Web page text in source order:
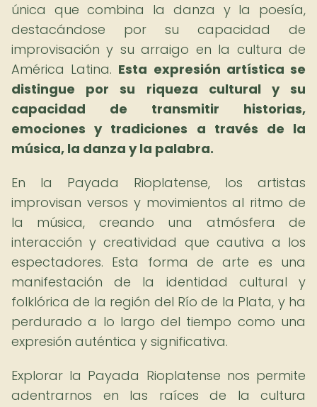
única que combina la danza y la poesía,
destacándose por su capacidad de
improvisación y su arraigo en la cultura de
América Latina. Esta expresión artística se
distingue por su riqueza cultural y su
capacidad de transmitir historias,
emociones y tradiciones a través de la
música, la danza y la palabra.
En la Payada Rioplatense, los artistas
improvisan versos y movimientos al ritmo de
la música, creando una atmósfera de
interacción y creatividad que cautiva a los
espectadores. Esta forma de arte es una
manifestación de la identidad cultural y
folklórica de la región del Río de la Plata, y ha
perdurado a lo largo del tiempo como una
expresión auténtica y significativa.
Explorar la Payada Rioplatense nos permite
adentrarnos en las raíces de la cultura